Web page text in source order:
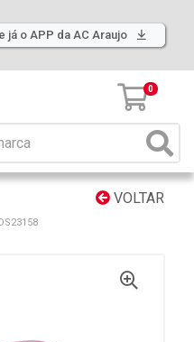
já o APP da AC Araujo
0
VOLTAR